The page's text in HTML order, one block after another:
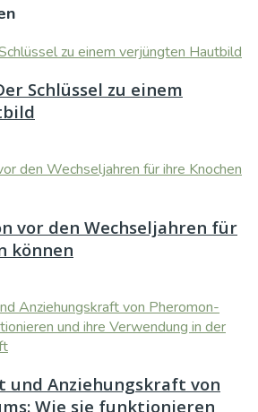
Schlüssel zu einem
vor den Wechseljahren für
können
und Anziehungskraft von
Wie sie funktionieren